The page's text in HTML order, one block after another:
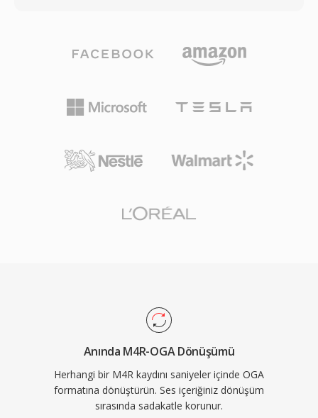
olur. Pratik avantajları arasında iTunes eşitleme
veya AirDrop aracılığıyla herhangi bir
dosya boyutlarında bile AAC kodekinden yüksek
belirli kişilere bireysel zil sesleri atama imkanı
yer alır.
akışları ile granül tabanlı arama desteği sunan
OGA&#039;nın bir avantajı birlikte
çalışabilirliğidir: .oga uzantısıyla karşılaşan
ses oynatma için optimize edebilir, bu da daha
kodekleri tamamen açık kaynak ve telifsiz
yorum üst verilerini destekler. OGA, Firefox,
Chromium tabanlı tarayıcılar, VLC ve çoğu Linux
masaüstü ortamında yerel olarak oynatılarak
web ses dağıtımı ve arşivleme iş akışları için
pratik bir seçenek sunar.
Anında M4R-OGA Dönüşümü
Herhangi bir M4R kaydını saniyeler içinde OGA
formatına dönüştürün. Ses içeriğiniz dönüşüm
sırasında sadakatle korunur.